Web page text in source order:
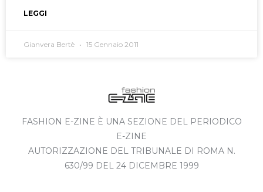
LEGGI
Gianvera Bertè 15 Gennaio 2011
FASHION E-ZINE È UNA SEZIONE DEL PERIODICO
E-ZINE
AUTORIZZAZIONE DEL TRIBUNALE DI ROMA N.
630/99 DEL 24 DICEMBRE 1999